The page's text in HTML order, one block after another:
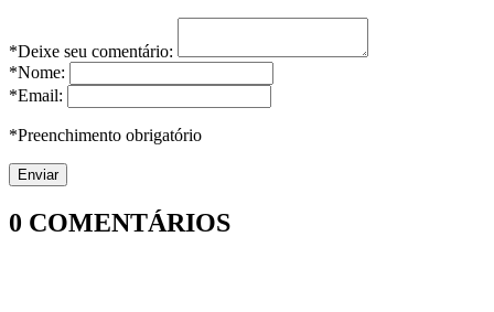
*Deixe seu comentário:
*Nome:
*Email:
*Preenchimento obrigatório
0 COMENTÁRIOS